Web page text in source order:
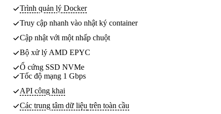
Trình quản lý Docker
Truy cập nhanh vào nhật ký container
Cập nhật với một nhấp chuột
Bộ xử lý AMD EPYC
Ổ cứng SSD NVMe
Tốc độ mạng 1 Gbps
API công khai
Các trung tâm dữ liệu trên toàn cầu